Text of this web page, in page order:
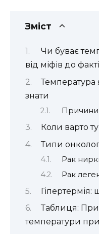
Зміст
Чи буває
від міфів до
Температура
знати
Причини
Коли варто
Типи
Рак
Рак
Гіпертермія:
Таблиця:
температури